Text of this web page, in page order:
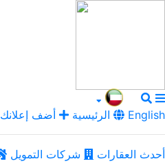
الرئيسية أضف إعلانك English
أحدث العقارات شركات التمويل